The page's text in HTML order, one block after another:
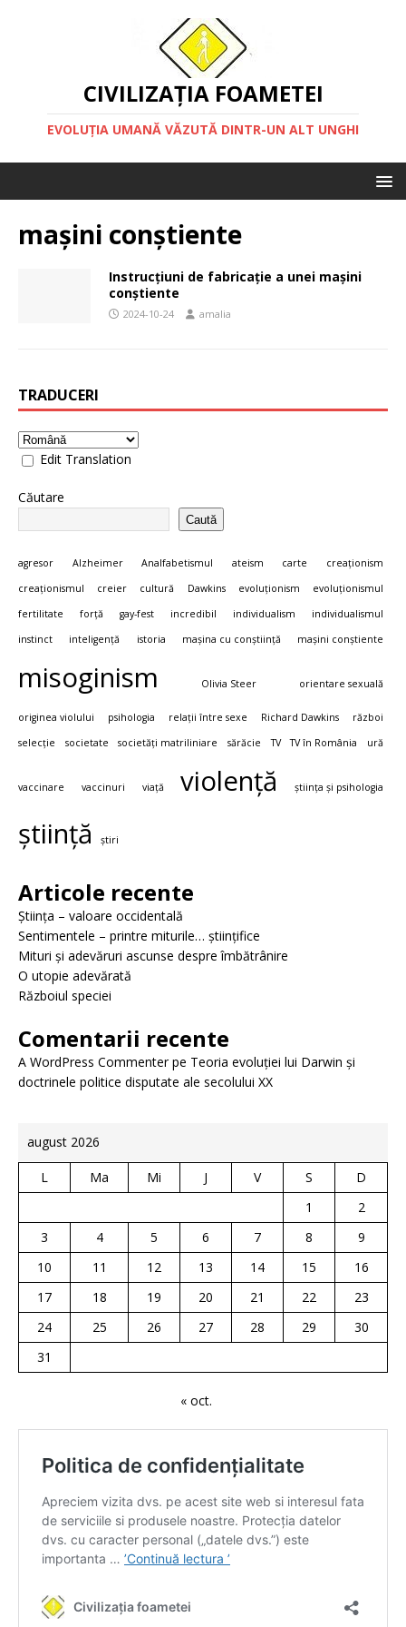
CIVILIZAȚIA FOAMETEI
EVOLUȚIA UMANĂ VĂZUTĂ DINTR-UN ALT UNGHI
mașini conștiente
Instrucțiuni de fabricație a unei mașini
conștiente
2024-10-24 amalia
TRADUCERI
Edit Translation
Căutare
Caută
agresor Alzheimer Analfabetismul ateism carte
creaționism
creaționismul
creier cultură Dawkins evoluționism
evoluționismul
fertilitate
forță gay-fest incredibil individualism
individualismul
instinct
inteligență istoria mașina cu conștiință mașini conștiente
misoginism Olivia Steer orientare sexuală
originea violului psihologia relații între sexe Richard Dawkins
război
selecție
societate societăți matriliniare sărăcie TV TV în România ură
vaccinare vaccinuri viață violență știința și psihologia
știință știri
Articole recente
Știința – valoare occidentală
Sentimentele – printre miturile… științifice
Mituri și adevăruri ascunse despre îmbătrânire
O utopie adevărată
Războiul speciei
Comentarii recente
A WordPress Commenterpe Teoria evoluției lui Darwin și
doctrinele politice disputate ale secolului XX
august 2026
L Ma Mi J V S
D
1
2
3
4 5 6 7 8
9
10
11 12 13 14 15
16
17
18 19 20 21 22
23
24
25 26 27 28 29
30
31
« oct.